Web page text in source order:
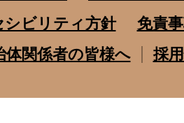
ビリティ方針
免責
体関係者の皆様へ
採